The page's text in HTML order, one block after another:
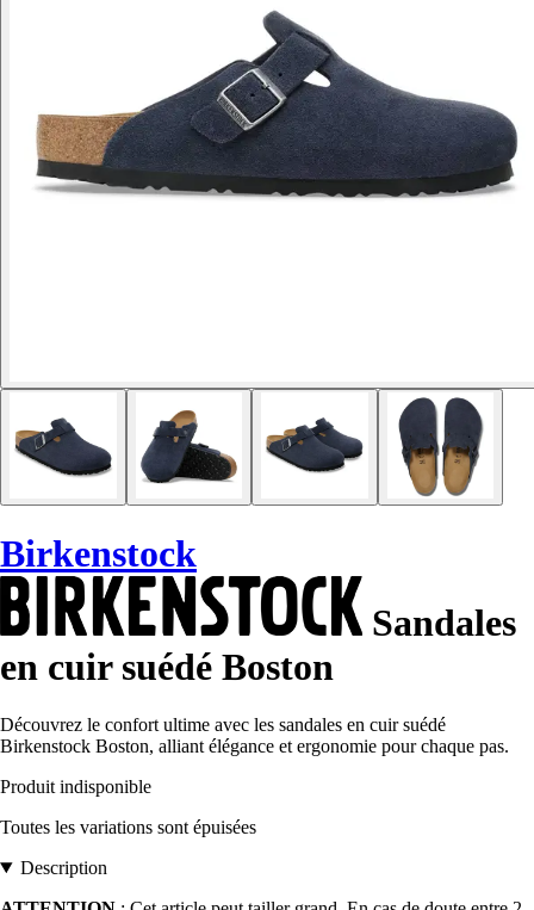
Birkenstock
Sandales
en cuir suédé Boston
Découvrez le confort ultime avec les sandales en cuir suédé
Birkenstock Boston, alliant élégance et ergonomie pour chaque pas.
Produit indisponible
Toutes les variations sont épuisées
Description